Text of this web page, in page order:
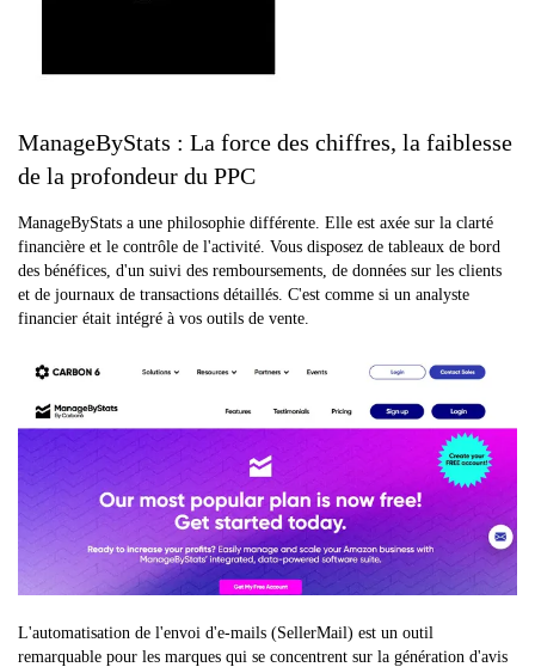
ManageByStats : La force des chiffres, la faiblesse
de la profondeur du PPC
ManageByStats a une philosophie différente. Elle est axée sur la clarté
financière et le contrôle de l'activité. Vous disposez de tableaux de bord
des bénéfices, d'un suivi des remboursements, de données sur les clients
et de journaux de transactions détaillés. C'est comme si un analyste
financier était intégré à vos outils de vente.
L'automatisation de l'envoi d'e-mails (SellerMail) est un outil
remarquable pour les marques qui se concentrent sur la génération d'avis